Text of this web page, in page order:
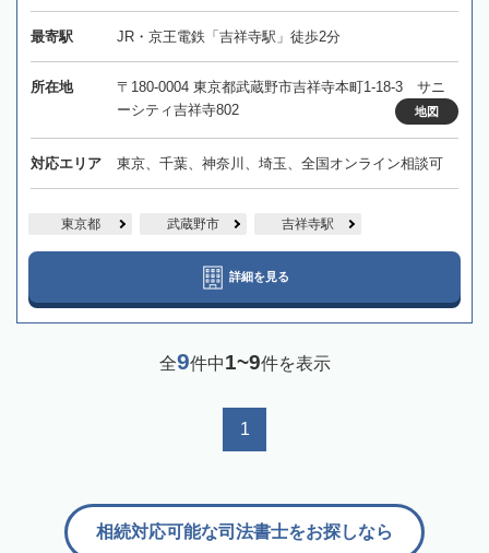
最寄駅 JR・京王電鉄「吉祥寺駅」徒歩2分
所在地
〒180-0004 東京都武蔵野市吉祥寺本町1-18-3 サニ
ーシティ吉祥寺802
地図
対応エリア 東京、千葉、神奈川、埼玉、全国オンライン相談可
東京都 武蔵野市 吉祥寺駅
詳細を見る
全9件中1~9件を表示
1
相続対応可能な司法書士をお探しなら